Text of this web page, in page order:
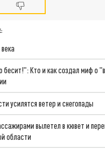
бесит!": Кто и как создал миф о
усилятся ветер и снегопады
вылетел в кювет и
области